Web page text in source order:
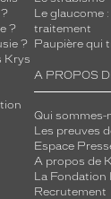
?
?
Krys
Le glaucome
traitement
Paupière qui
A PROPOS
Qui sommes-
Les preuves
Espace
A propos de
La Fondation
Recrutement